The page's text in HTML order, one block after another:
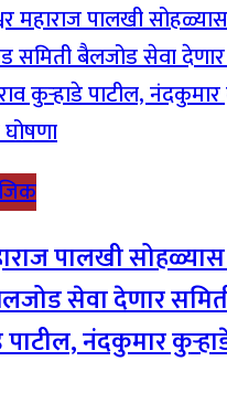
पालखी
सेवा देणार
पाटील, नंदकुमार